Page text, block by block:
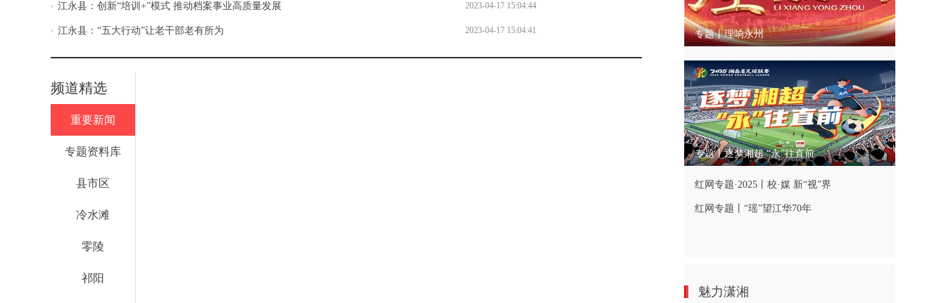
江永县：创新“培训+”模式 推动档案事业高质量发展 2023-04-17 15:04:44
江永县：“五大行动”让老干部老有所为 2023-04-17 15:04:41
频道精选
重要新闻
专题资料库
县市区
冷水滩
零陵
祁阳
专题丨理响永州
专题丨逐梦湘超 “永”往直前
红网专题·2025丨校·媒 新“视”界
红网专题丨“瑶”望江华70年
魅力潇湘